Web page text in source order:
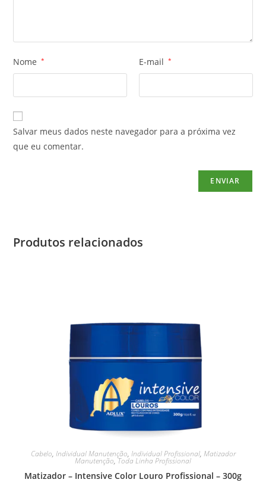
Nome * E-mail *
Salvar meus dados neste navegador para a próxima vez
que eu comentar.
Produtos relacionados
Cabelo, Individual Manutenção, Individual Profissional, Matizador
Manutenção,Toda Linha Profissional
Matizador – Intensive Color Louro Profissional – 300g